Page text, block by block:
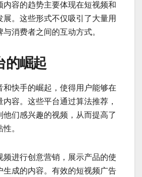
内容的趋势主要体现在短视频和
展。这些形式不仅吸引了大量用
消费者之间的互动方式。
的崛起
和快手的崛起，使得用户能够在
容。这些平台通过算法推荐，
他们感兴趣的视频，从而提高了
。
频进行创意营销，展示产品的使
生成的内容。有效的短视频广告